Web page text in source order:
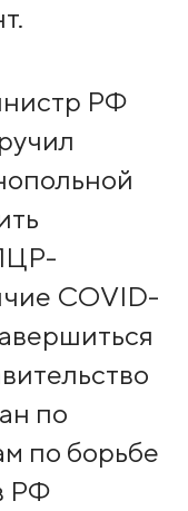
РФ
COVID-
по
по борьбе
РФ